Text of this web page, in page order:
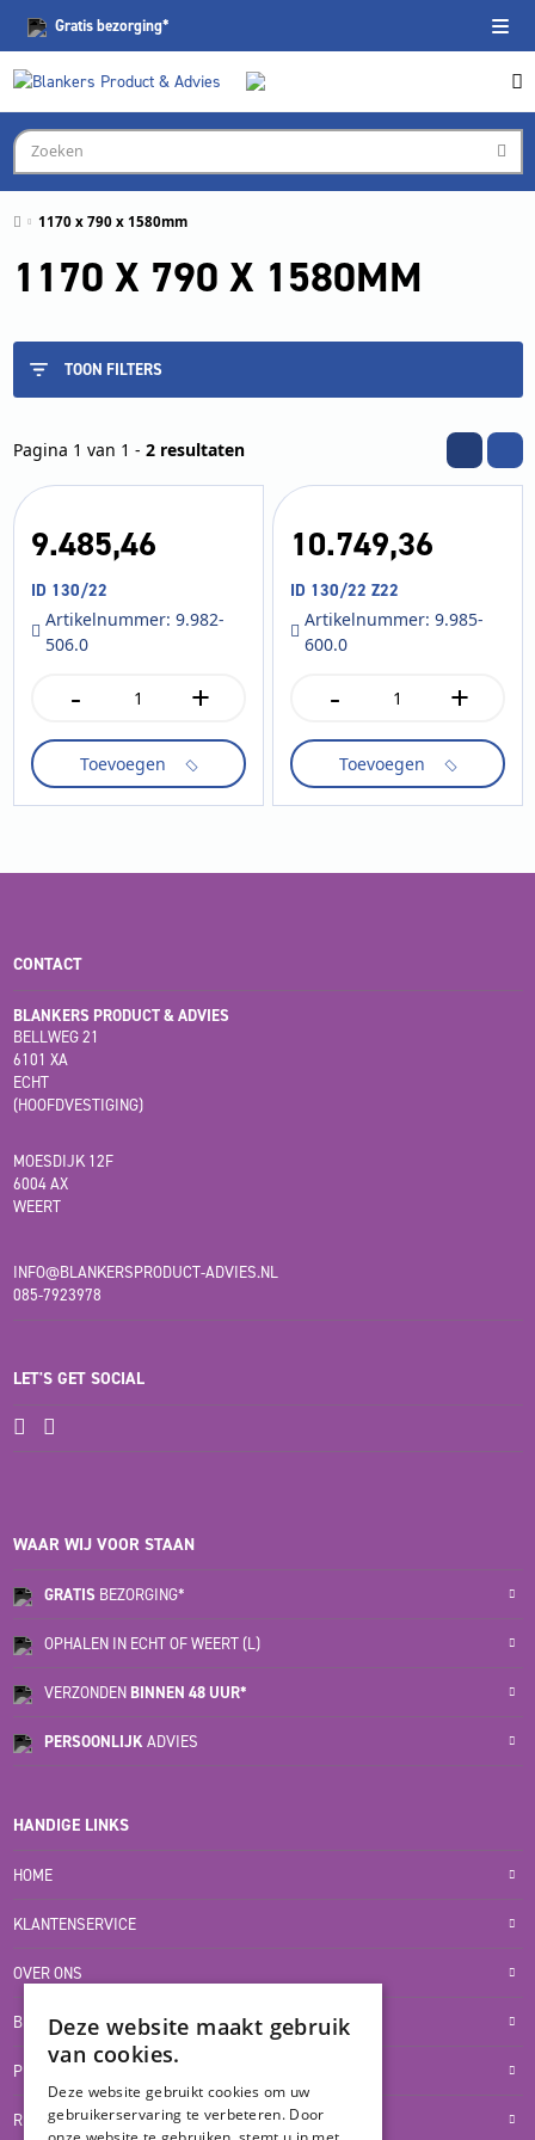
Gratisbezorging*
1170 x 790 x 1580mm
1170 X 790 X 1580MM
TOON FILTERS
Pagina 1 van 1 - 2 resultaten
9.485,46
ID 130/22
Artikelnummer: 9.982-
506.0
-
aantal
+
Toevoegen
10.749,36
ID 130/22 Z22
Artikelnummer: 9.985-
600.0
-
Z22
aantal
+
Toevoegen
CONTACT
BLANKERS PRODUCT & ADVIES
BELLWEG 21
6101 XA
ECHT
(HOOFDVESTIGING)
MOESDIJK 12F
6004 AX
WEERT
INFO@BLANKERSPRODUCT-ADVIES.NL
085-7923978
LET'S GET SOCIAL
WAAR WIJ VOOR STAAN
GRATIS BEZORGING*
OPHALEN IN ECHT OF WEERT (L)
VERZONDEN BINNEN 48 UUR*
PERSOONLIJKADVIES
HANDIGE LINKS
HOME
KLANTENSERVICE
OVER ONS
BLOG
PRIVACYVERKLARING
RETOUR- EN TERUGBETALINGSBELEID
Deze website maakt gebruik
van cookies.
Deze website gebruikt cookies om uw
gebruikerservaring te verbeteren. Door